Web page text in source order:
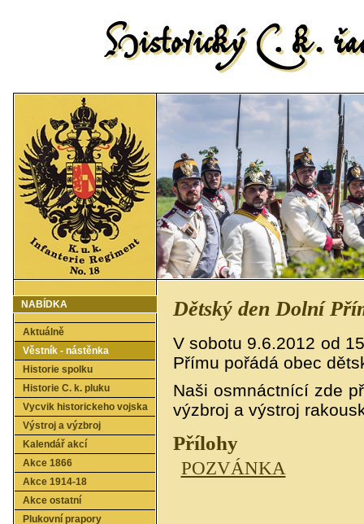
NABÍDKA
Aktuálně
Věstník - nástěnka
Historie spolku
Historie C. k. pluku
Vycvik historickeho vojska
Výstroj a výzbroj
Kalendář akcí
Akce 1866
Akce 1914-18
Akce ostatní
Plukovní prapory
Dětský den Dolní
V sobotu 9.6.2012 od
Přímu pořádá obec
Naši osmnáctnící zde
výzbroj a výstroj
Přílohy
POZVÁNKA